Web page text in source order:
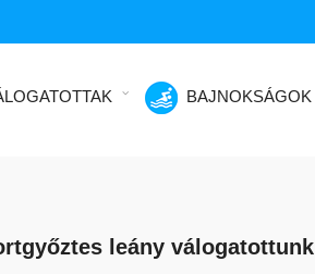
BAJNOKSÁGOK
leány válogatottunk